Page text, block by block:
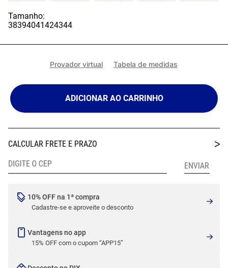
Tamanho:
38394041424344
Provador virtual Tabela de medidas
ADICIONAR AO CARRINHO
10% OFF na 1ª compra
Cadastre-se e aproveite o desconto
Vantagens no app
15% OFF com o cupom “APP15”